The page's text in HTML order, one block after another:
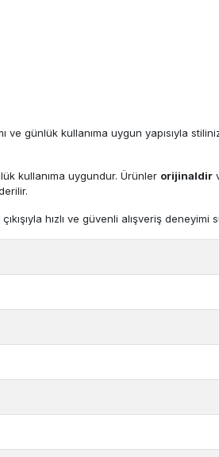
ve günlük kullanıma uygun yapısıyla
kullanıma uygundur. Ürünler orijinaldir
çıkışıyla hızlı ve güvenli alışveriş